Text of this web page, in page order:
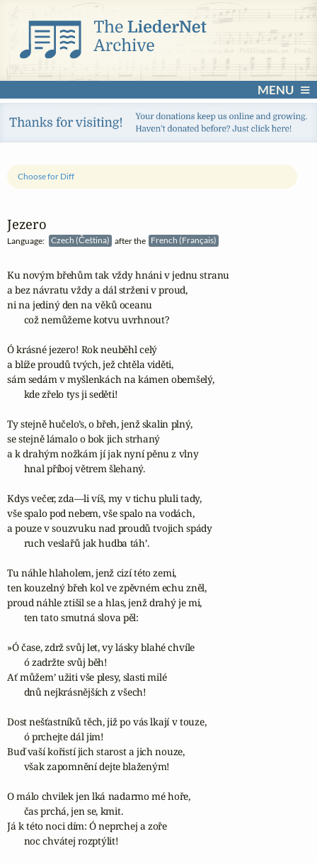
MENU
Jezero
Language: Czech (Čeština) after the French (Français)
Choose for Diff
Ku novým břehům tak vždy hnáni v jednu stranu
a bez návratu vždy a dál strženi v proud,
ni na jediný den na věků oceanu
       což nemůžeme kotvu uvrhnout?
Ó krásné jezero! Rok neuběhl celý
a blíže proudů tvých, jež chtěla viděti,
sám sedám v myšlenkách na kámen obemšelý,
       kde zřelo tys ji seděti!
Ty stejně hučelo’s, o břeh, jenž skalin plný,
se stejně lámalo o bok jich strhaný
a k drahým nožkám jí jak nyní pěnu z vlny
       hnal příboj větrem šlehaný.
Kdys večer, zda—li víš, my v tichu pluli tady,
vše spalo pod nebem, vše spalo na vodách,
a pouze v souzvuku nad proudů tvojich spády
       ruch veslařů jak hudba táh’.
Tu náhle hlaholem, jenž cizí této zemi,
ten kouzelný břeh kol ve zpěvném echu zněl,
proud náhle ztišil se a hlas, jenž drahý je mi,
       ten tato smutná slova pěl:
»Ó čase, zdrž svůj let, vy lásky blahé chvíle
       ó zadržte svůj běh!
Ať můžem’ užiti vše plesy, slasti milé
       dnů nejkrásnějších z všech!
Dost nešťastníků těch, již po vás lkají v touze,
       ó prchejte dál jim!
Buď vaší kořistí jich starost a jich nouze,
       však zapomnění dejte blaženým!
O málo chvilek jen lká nadarmo mé hoře,
       čas prchá, jen se, kmit.
Já k této noci dím: Ó neprchej a zoře
       noc chvátej rozptýlit!